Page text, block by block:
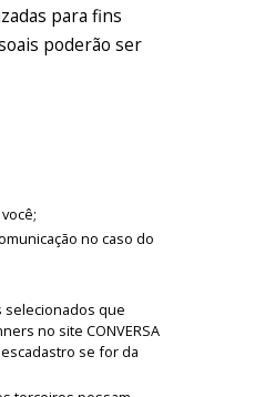
para fins
poderão ser
no caso do
selecionados que
no site CONVERSA
se for da